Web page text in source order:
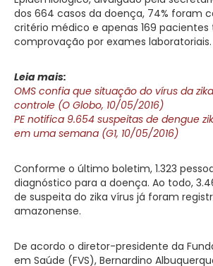
dos 664 casos da doença, 74% foram
critério médico e apenas 169 pacientes
comprovação por exames laboratoriais.
Leia mais:
OMS confia que situação do vírus da
controle (O Globo, 10/05/2016)
PE notifica 9.654 suspeitas de dengue
em uma semana (G1, 10/05/2016)
Conforme o último boletim, 1.323
diagnóstico para a doença. Ao todo,
de suspeita do zika vírus já foram
amazonense.
De acordo o diretor-presidente da
em Saúde (FVS), Bernardino